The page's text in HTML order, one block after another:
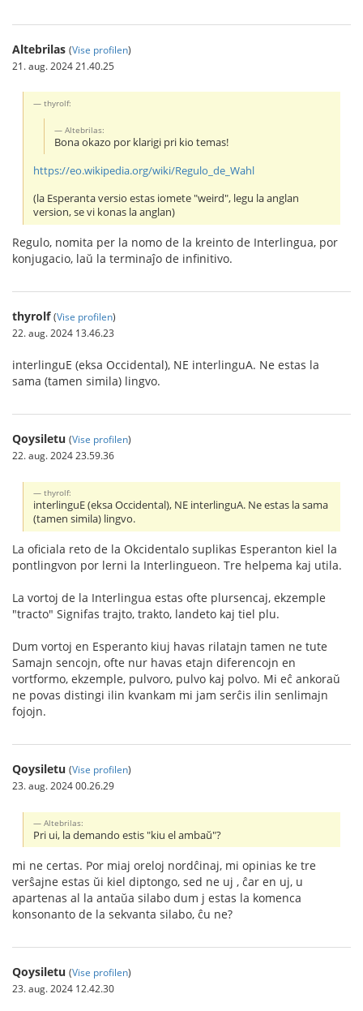
Altebrilas (Vise profilen)
21. aug. 2024 21.40.25
thyrolf:
Altebrilas:
Bona okazo por klarigi pri kio temas!
https://eo.wikipedia.org/wiki/Regulo_de_Wahl
(la Esperanta versio estas iomete "weird", legu la anglan
version, se vi konas la anglan)
Regulo, nomita per la nomo de la kreinto de Interlingua, por
konjugacio, laŭ la terminaĵo de infinitivo.
thyrolf (Vise profilen)
22. aug. 2024 13.46.23
interlinguE (eksa Occidental), NE interlinguA. Ne estas la
sama (tamen simila) lingvo.
Qoysiletu (Vise profilen)
22. aug. 2024 23.59.36
thyrolf:
interlinguE (eksa Occidental), NE interlinguA. Ne estas la sama
(tamen simila) lingvo.
La oficiala reto de la Okcidentalo suplikas Esperanton kiel la
pontlingvon por lerni la Interlingueon. Tre helpema kaj utila.
La vortoj de la Interlingua estas ofte plursencaj, ekzemple
"tracto" Signifas trajto, trakto, landeto kaj tiel plu.
Dum vortoj en Esperanto kiuj havas rilatajn tamen ne tute
Samajn sencojn, ofte nur havas etajn diferencojn en
vortformo, ekzemple, pulvoro, pulvo kaj polvo. Mi eĉ ankoraŭ
ne povas distingi ilin kvankam mi jam serĉis ilin senlimajn
fojojn.
Qoysiletu (Vise profilen)
23. aug. 2024 00.26.29
Altebrilas:
Pri ui, la demando estis "kiu el ambaŭ"?
mi ne certas. Por miaj oreloj nordĉinaj, mi opinias ke tre
verŝajne estas ŭi kiel diptongo, sed ne uj , ĉar en uj, u
apartenas al la antaŭa silabo dum j estas la komenca
konsonanto de la sekvanta silabo, ĉu ne?
Qoysiletu (Vise profilen)
23. aug. 2024 12.42.30